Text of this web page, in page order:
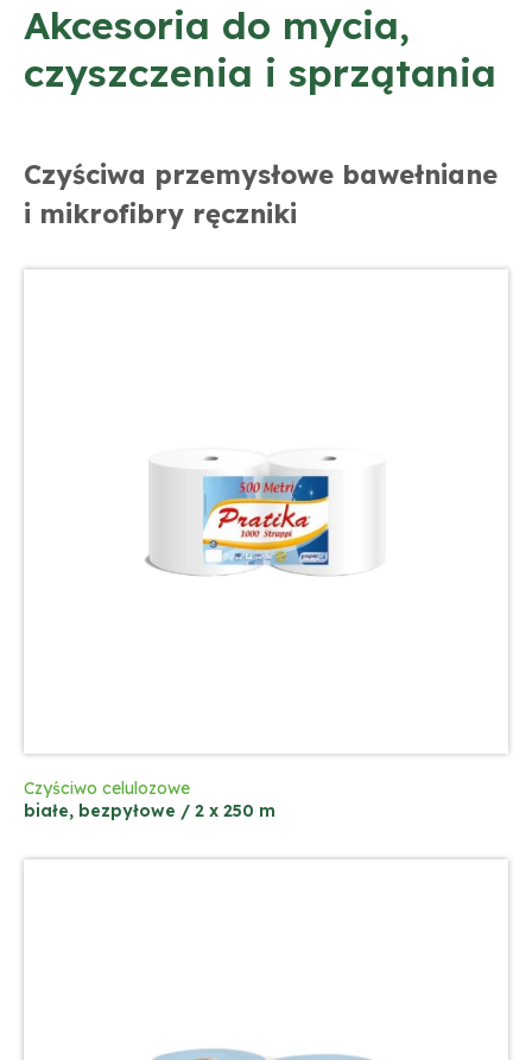
Akcesoria do mycia,
czyszczenia i sprzątania
Czyściwa przemysłowe bawełniane
i mikrofibry ręczniki
Czyściwo celulozowe
białe, bezpyłowe / 2 x 250 m